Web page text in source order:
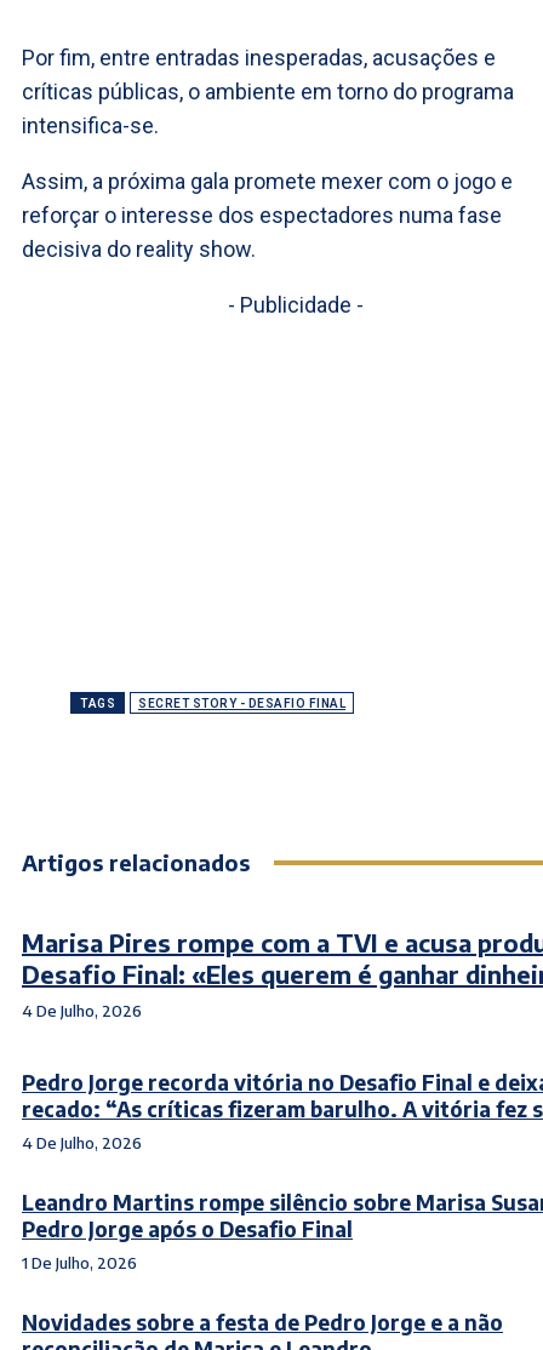
Por fim, entre entradas inesperadas, acusações e
críticas públicas, o ambiente em torno do programa
intensifica-se.
Assim, a próxima gala promete mexer com o jogo e
reforçar o interesse dos espectadores numa fase
decisiva do reality show.
- Publicidade -
TAGS SECRET STORY - DESAFIO FINAL
Artigos relacionados
Marisa Pires rompe com a TVI e acusa
Desafio Final: «Eles querem é ganhar
4 De Julho, 2026
Pedro Jorge recorda vitória no Desafio Final e
recado: “As críticas fizeram barulho. A vitória fez
4 De Julho, 2026
Leandro Martins rompe silêncio sobre Marisa
Pedro Jorge após o Desafio Final
1 De Julho, 2026
Novidades sobre a festa de Pedro Jorge e a não